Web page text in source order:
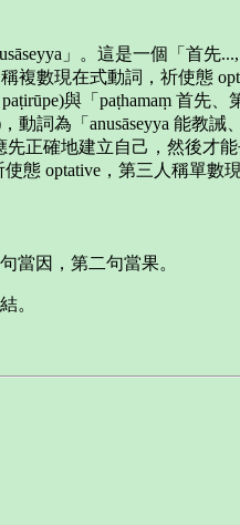
」。這是一個「首
稱複數現在式動詞，祈使態
與「paṭhamaṃ 首先
動詞為「anusāseyya 能教
正確地建立自己，然後才能
態 optative，第三人稱單數
當因，第二句當果。
。